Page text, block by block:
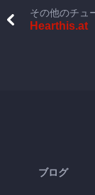
その他のチュ
Hearthis.at
ブログ